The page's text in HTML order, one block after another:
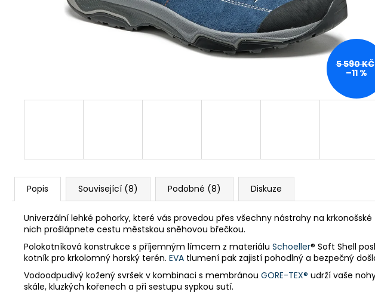
5 590 KČ
–11 %
Popis Související (8) Podobné (8) Diskuze
Univerzální lehké pohorky, které vás provedou přes všechny nástrahy na
nich prošlápnete cestu městskou sněhovou břečkou.
Polokotníková konstrukce s příjemným límcem z materiálu Schoeller® Soft Shell
kotník pro krkolomný horský terén. EVA tlumení pak zajistí pohodlný a bezpečný
Vodoodpudivý kožený svršek v kombinaci s membránou GORE-TEX® udrží vaše
skále, kluzkých kořenech a při sestupu sypkou sutí.
MAC IN A SAC ORIGIN OCEAN BLUE
1 490 Kč
Původně:1 590 Kč
DÁMSKÉ BAVLNĚNÉ TRIKO
TYRKYSOVÉ
299 Kč
Původně:349 Kč